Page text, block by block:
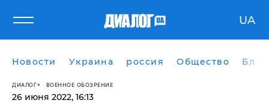
UA
Новости Украина россия Общество
ДИАЛОГ ВОЕННОЕ ОБОЗРЕНИЕ
26 июня 2022, 16:13